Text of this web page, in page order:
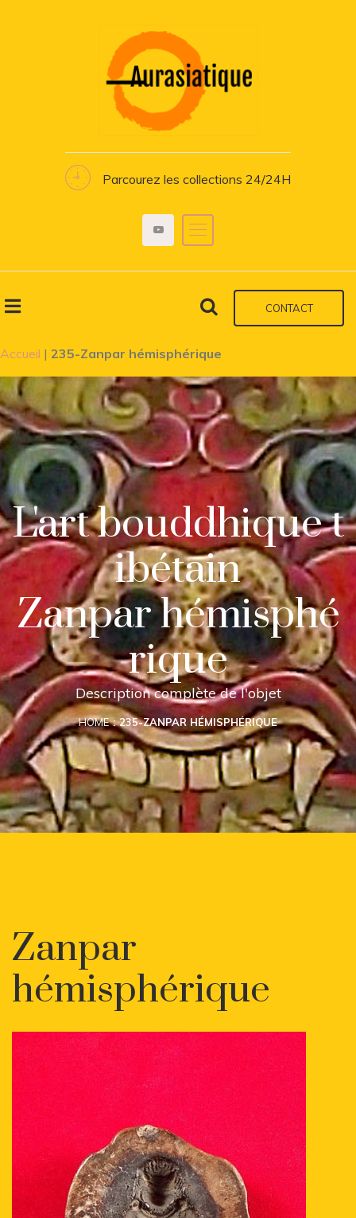
Parcourez les collections 24/24H
CONTACT
Accueil | 235-Zanpar hémisphérique
L'art bouddhique t
ibétain
Zanpar hémisphé
rique
Description complète de l'objet
HOME 235-ZANPAR HÉMISPHÉRIQUE
Zanpar
hémisphérique